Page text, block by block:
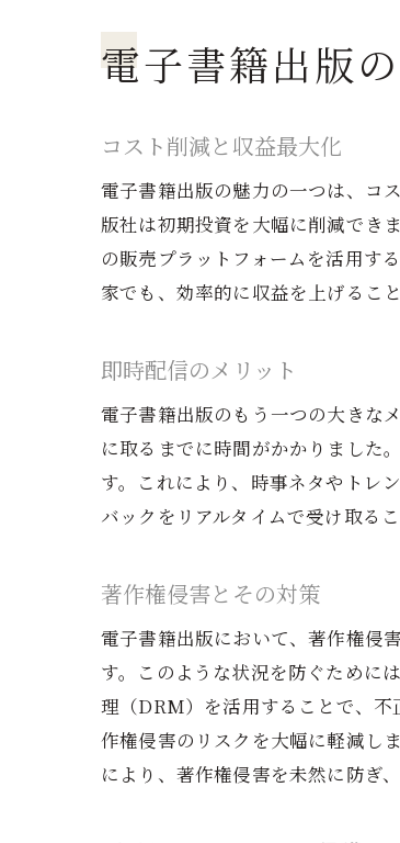
電子書籍出版
コスト削減と収益最大化
電子書籍出版の魅力の一つは、コ
版社は初期投資を大幅に削減でき
の販売プラットフォームを活用す
家でも、効率的に収益を上げるこ
即時配信のメリット
電子書籍出版のもう一つの大きな
に取るまでに時間がかかりました
す。これにより、時事ネタやトレ
バックをリアルタイムで受け取る
著作権侵害とその対策
電子書籍出版において、著作権侵
す。このような状況を防ぐために
理（DRM）を活用することで、
作権侵害のリスクを大幅に軽減し
により、著作権侵害を未然に防ぎ